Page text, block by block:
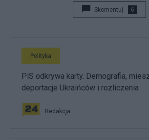
Skomentuj 6
Polityka
PiS odkrywa karty. Demografia,
deportacje Ukraińców i rozliczenia
Redakcja